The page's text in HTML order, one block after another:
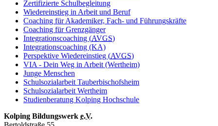
Zertifizierte Schulbegleitung
Wiedereinstieg in Arbeit und Beruf
Coaching für Akademiker, Fach- und Führungskräfte
Coaching für Grenzgänger
Integrationscoaching (AVGS)
Integrationscoaching (KA)
Perspektive Wiedereinstieg (AVGS)
VIA - Dein Weg in Arbeit (Wertheim)
Junge Menschen
Schulsozialarbeit Tauberbischofsheim
Schulsozialarbeit Wertheim
Studienberatung Kolping Hochschule
Kolping Bildungswerk e.V.